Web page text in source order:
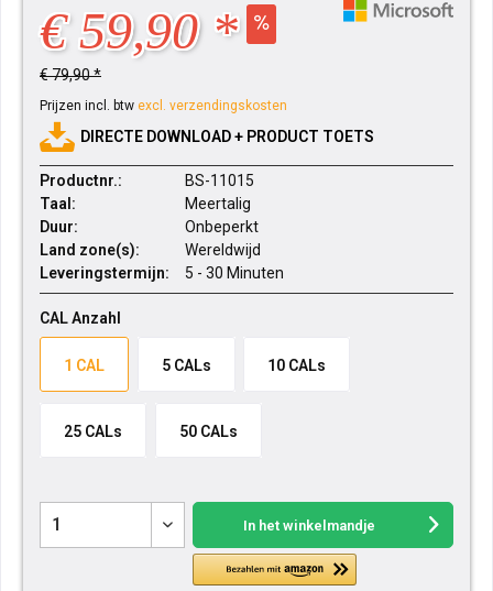
€ 59,90 *
€ 79,90 *
Prijzen incl. btw excl. verzendingskosten
DIRECTE DOWNLOAD + PRODUCT TOETS
Productnr.:
BS-11015
Taal:
Meertalig
Duur:
Onbeperkt
Land zone(s):
Wereldwijd
Leveringstermijn:
5 - 30 Minuten
CAL Anzahl
1 CAL 5 CALs 10 CALs
25 CALs 50 CALs
In het winkelmandje